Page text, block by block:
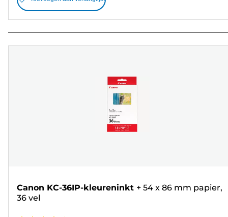
Canon KC-36IP-kleureninkt + 54 x 86 mm papier,
36 vel